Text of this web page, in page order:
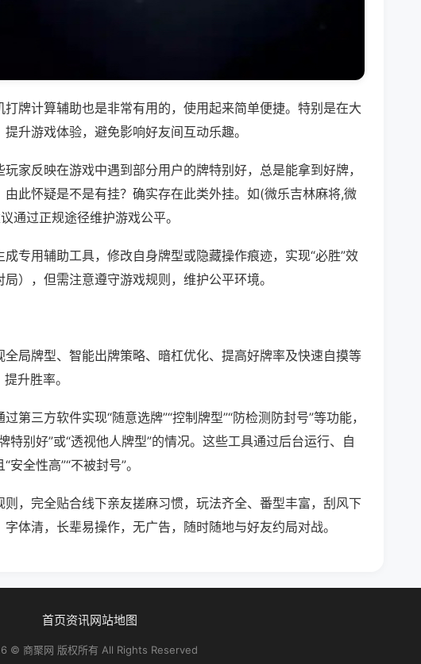
牌计算辅助也是非常有用的，使用起来简单便捷。特别是在大
升游戏体验，避免影响好友间互动乐趣。
家反映在游戏中遇到部分用户的牌特别好，总是能拿到好牌，
此怀疑是不是有挂？确实存在此类外挂。如(微乐吉林麻将,微
通过正规途径维护游戏公平。
专用辅助工具，修改自身牌型或隐藏操作痕迹，实现“必胜”效
），但需注意遵守游戏规则，维护公平环境。
局牌型、智能出牌策略、暗杠优化、提高好牌率及快速自摸等
升胜率。
第三方软件实现“随意选牌”“控制牌型”“防检测防封号”等功能，
特别好”或“透视他人牌型”的情况。这些工具通过后台运行、自
全性高”“不被封号”。
，完全贴合线下亲友搓麻习惯，玩法齐全、番型丰富，刮风下
体清，长辈易操作，无广告，随时随地与好友约局对战。
首页资讯网站地图
© 商聚网 版权所有 All Rights Reserved